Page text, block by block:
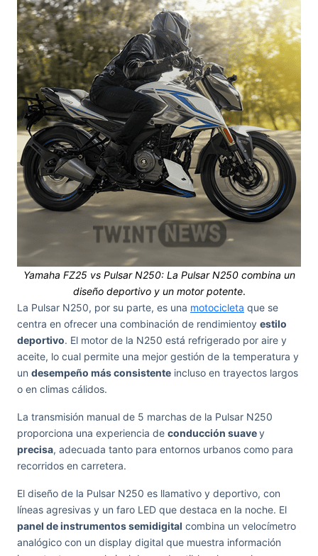
Yamaha FZ25 vs Pulsar N250: La Pulsar N250 combina un
diseño deportivo y un motor potente.
La Pulsar N250, por su parte, es una motocicleta que se
centra en ofrecer una combinación de rendimientoy estilo
deportivo. El motor de la N250 está refrigerado por aire y
aceite, lo cual permite una mejor gestión de la temperatura y
un desempeño más consistente incluso en trayectos largos
o en climas cálidos.
La transmisión manual de 5 marchas de la Pulsar N250
proporciona una experiencia de conducción suavey
precisa, adecuada tanto para entornos urbanos como para
recorridos en carretera.
El diseño de la Pulsar N250 es llamativo y deportivo, con
líneas agresivas y un faro LED que destaca en la noche. El
panel de instrumentos semidigital combina un velocímetro
analógico con un display digital que muestra información